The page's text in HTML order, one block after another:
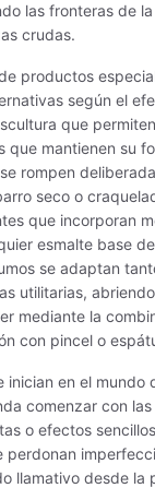
1020ºC)
- 850ºC)
para horno
las fronteras de
crudas.
productos
según el
que
que mantienen su
rompen
seco o
que incorporan
esmalte base
se adaptan
utilitarias,
mediante la
con pincel o
inician en el mundo
comenzar con
o efectos
perdonan
llamativo desde la